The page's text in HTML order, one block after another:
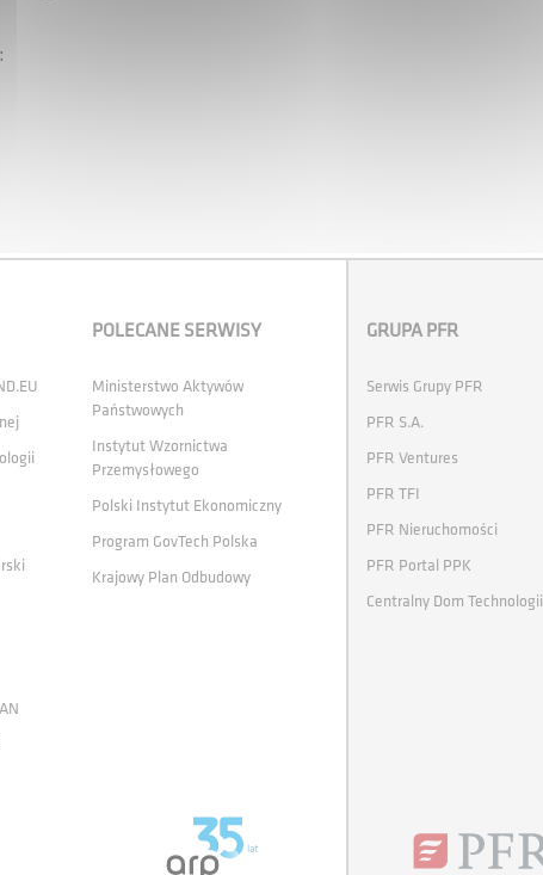
POLECANE SERWISY
Ministerstwo Aktywów
Państwowych
Instytut Wzornictwa
Przemysłowego
Polski Instytut Ekonomiczny
Program GovTech Polska
Krajowy Plan Odbudowy
GRUPA PFR
Serwis Grupy PFR
PFR S.A.
PFR Ventures
PFR TFI
PFR Nieruchomości
PFR Portal PPK
Centralny Dom Technologii